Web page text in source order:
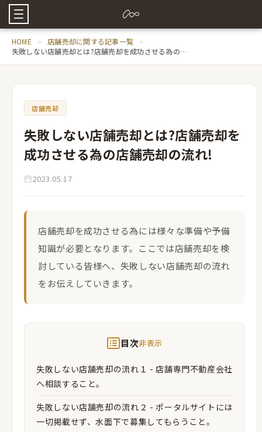
HOME
店舗売却に関する記事一覧
失敗しない店舗売却とは?店舗売却を成功させる為の店舗売却の流れ!
店舗売却
失敗しない店舗売却とは?店舗売却を
成功させる為の店舗売却の流れ!
2023.05.17
店舗売却を成功させる為には様々な準備や予備
知識が必要となります。ここでは店舗売却を検
討している皆様へ、失敗しない店舗売却の流れ
をお伝えしていきます。
目次非表示
失敗しない店舗売却の流れ１ - 店舗専門不動産会社
へ相談すること。
失敗しない店舗売却の流れ２ - ポータルサイトには
一切掲載せず、水面下で募集してもらうこと。